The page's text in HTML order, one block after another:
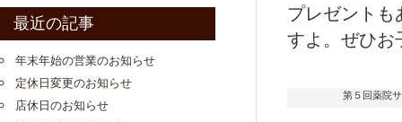
プレゼントも
すよ。ぜひお
第５回薬院
最近の記事
年末年始の営業のお知らせ
定休日変更のお知らせ
店休日のお知らせ